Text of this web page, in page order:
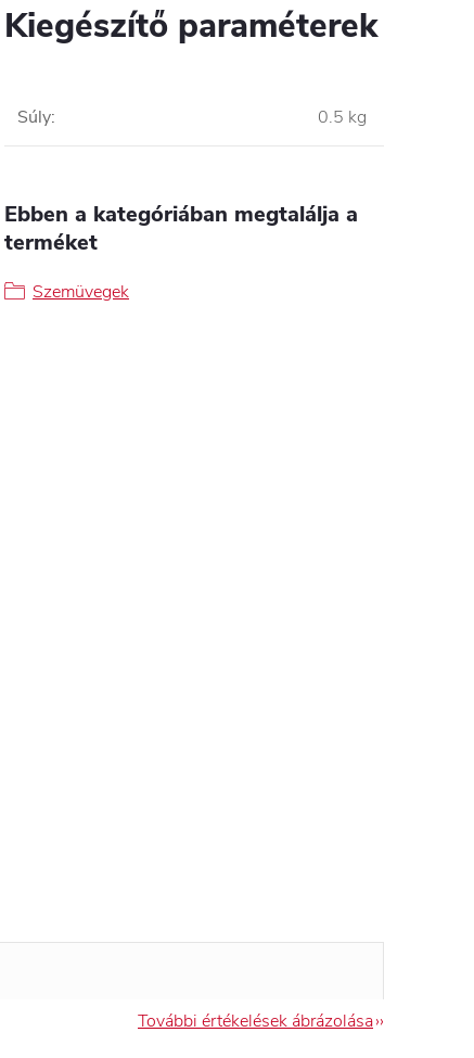
Kiegészítő paraméterek
Súly: 0.5 kg
Ebben a kategóriában megtalálja a
terméket
Szemüvegek
További értékelések ábrázolása